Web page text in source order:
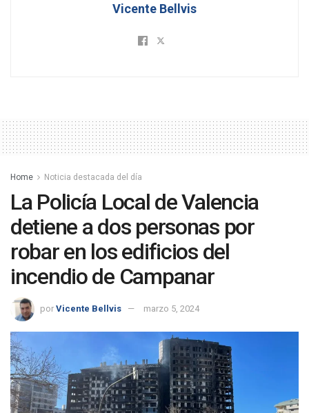
Vicente Bellvis
Home Noticia destacada del día
La Policía Local de Valencia
detiene a dos personas por
robar en los edificios del
incendio de Campanar
por Vicente Bellvis marzo 5, 2024